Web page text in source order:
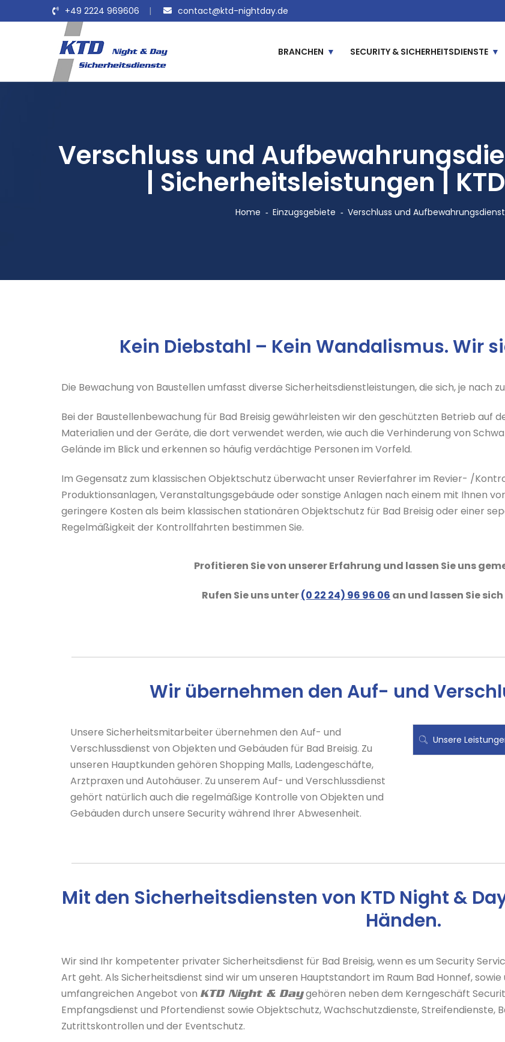
+49 2224 969606 contact@ktd-nightday.de
BRANCHEN SECURITY & SICHERHEITSDIENSTE
Verschluss und
| Sicherheitsleistungen |
Home Einzugsgebiete Verschluss und
Kein Diebstahl – Kein Wandalismus. Wir
Die Bewachung von Baustellen umfasst diverse Sicherheitsdienstleistungen, die sich, je nach
Bei der Baustellenbewachung für Bad Breisig gewährleisten wir den geschützten Betrieb auf
Materialien und der Geräte, die dort verwendet werden, wie auch die Verhinderung von
Gelände im Blick und erkennen so häufig verdächtige Personen im Vorfeld.
Im Gegensatz zum klassischen Objektschutz überwacht unser Revierfahrer im Revier- /
Produktionsanlagen, Veranstaltungsgebäude oder sonstige Anlagen nach einem mit Ihnen
geringere Kosten als beim klassischen stationären Objektschutz für Bad Breisig oder einer
Regelmäßigkeit der Kontrollfahrten bestimmen Sie.
Profitieren Sie von unserer Erfahrung und lassen Sie uns
Rufen Sie uns unter(0 22 24) 96 96 06 an und lassen Sie
Wir übernehmen den Auf- und
Unsere Sicherheitsmitarbeiter übernehmen den Auf- und
Verschlussdienst von Objekten und Gebäuden für Bad Breisig. Zu
unseren Hauptkunden gehören Shopping Malls, Ladengeschäfte,
Arztpraxen und Autohäuser. Zu unserem Auf- und Verschlussdienst
gehört natürlich auch die regelmäßige Kontrolle von Objekten und
Gebäuden durch unsere Security während Ihrer Abwesenheit.
Unsere
Mit den Sicherheitsdiensten von KTD Night &
Händen.
Wir sind Ihr kompetenter privater Sicherheitsdienst für Bad Breisig, wenn es um Security
Art geht. Als Sicherheitsdienst sind wir um unseren Hauptstandort im Raum Bad Honnef,
umfangreichen Angebot von KTD Night & Daygehören neben dem Kerngeschäft
Empfangsdienst und Pfortendienst sowie Objektschutz, Wachschutzdienste, Streifendienste,
Zutrittskontrollen und der Eventschutz.